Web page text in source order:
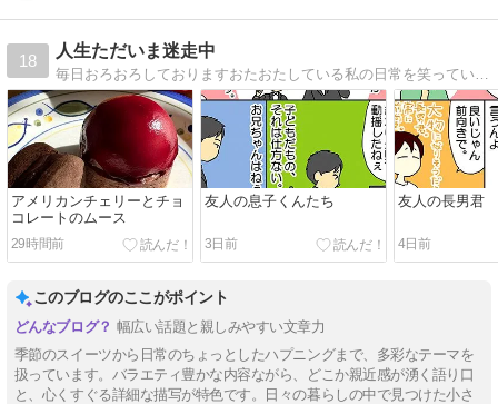
18
人生ただいま迷走中
アメリカンチェリーとチョ
コレートのムース
29時間前
友人の息子くんたち
3日前
友人の長男君
4日前
このブログのここがポイント
幅広い話題と親しみやすい文章力
季節のスイーツから日常のちょっとしたハプニングまで、多彩なテーマを
扱っています。バラエティ豊かな内容ながら、どこか親近感が湧く語り口
と、心くすぐる詳細な描写が特色です。日々の暮らしの中で見つけた小さ